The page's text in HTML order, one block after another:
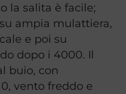
la salita è facile;
ampia mulattiera,
e poi su
dopo i 4000. Il
buio, con
vento freddo e